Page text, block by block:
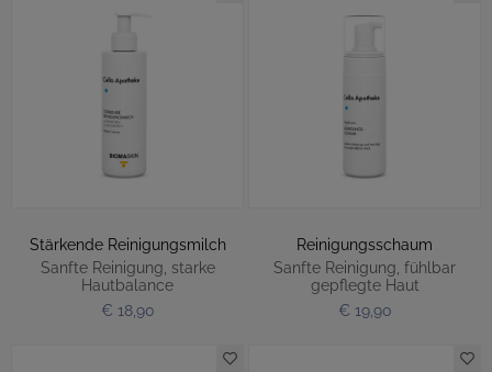
Stärkende Reinigungsmilch
Sanfte Reinigung, starke
Hautbalance
€ 18,90
Reinigungsschaum
Sanfte Reinigung, fühlbar
gepflegte Haut
€ 19,90